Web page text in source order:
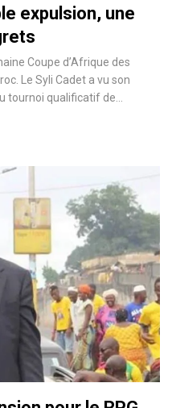
expulsion, une
Coupe d’Afrique des
Le Syli Cadet a vu son
tournoi qualificatif de…